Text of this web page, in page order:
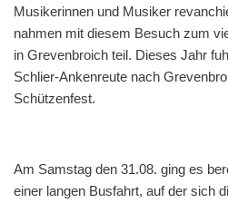
Musikerinnen und Musiker
nahmen mit diesem Besuch zum
in Grevenbroich teil. Dieses Jahr
Schlier-Ankenreute nach
Schützenfest.
Am Samstag den 31.08. ging es
einer langen Busfahrt, auf der sich